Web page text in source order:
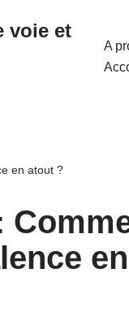
voie et
A
en atout ?